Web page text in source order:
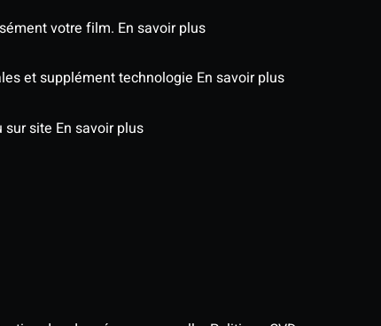
votre film. En savoir plus
et supplément technologie En savoir plus
sur site En savoir plus